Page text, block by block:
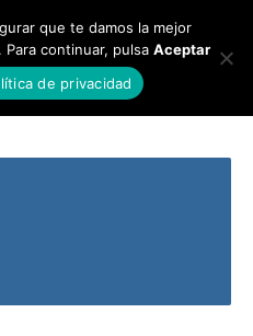
que te damos la mejor
continuar, pulsa Aceptar
de privacidad